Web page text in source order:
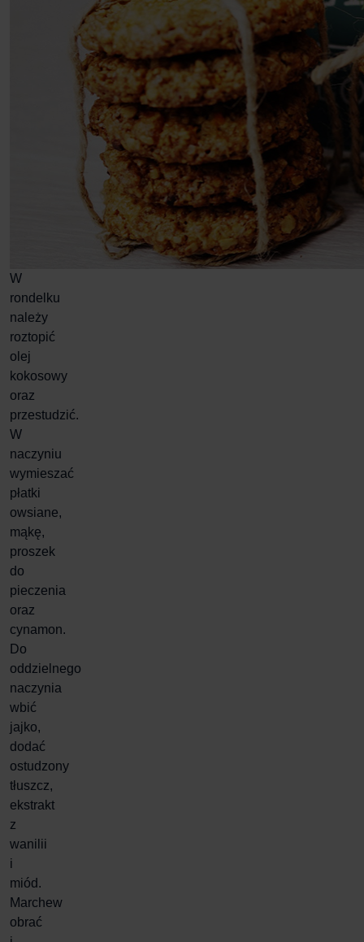
W
rondelku
należy
roztopić
olej
kokosowy
oraz
przestudzić.
W
naczyniu
wymieszać
płatki
owsiane,
mąkę,
proszek
do
pieczenia
oraz
cynamon.
Do
oddzielnego
naczynia
wbić
jajko,
dodać
ostudzony
tłuszcz,
ekstrakt
z
wanilii
i
miód.
Marchew
obrać